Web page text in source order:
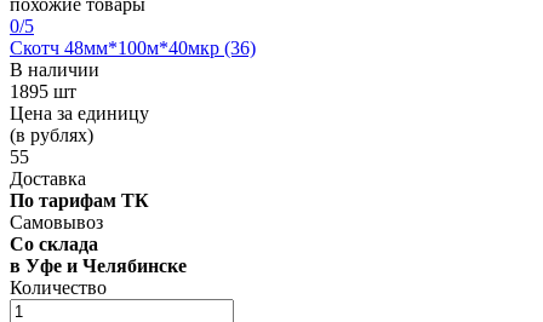
0/5
Скотч 48мм*100м*40мкр (36)
В наличии
1895 шт
Цена за единицу
(в рублях)
55
Доставка
По тарифам ТК
Самовывоз
Со склада
в Уфе и Челябинске
Количество